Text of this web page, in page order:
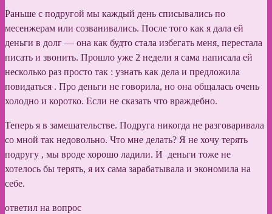
Раньше с подругой мы каждый день списывались по
месенжерам или созванивались. После того как я дала ей
деньги в долг — она как будто стала избегать меня, перестала
писать и звонить. Прошло уже 2 недели я сама написала ей
несколько раз просто так : узнать как дела и предложила
повидаться . Про деньги не говорила, но она общалась очень
холодно и коротко. Если не сказать что враждебно.
Теперь я в замешательстве. Подруга никогда не разговаривала
со мной так недовольно. Что мне делать? Я не хочу терять
подругу , мы вроде хорошо ладили. И деньги тоже не
хотелось бы терять, я их сама зарабатывала и экономила на
себе.
ответил на вопрос